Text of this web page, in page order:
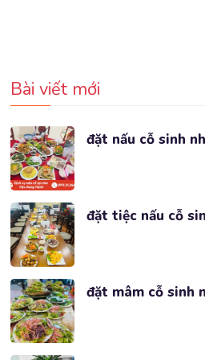
Bài viết mới
đặt nấu cỗ sinh
đặt tiệc nấu cỗ
đặt mâm cỗ sinh